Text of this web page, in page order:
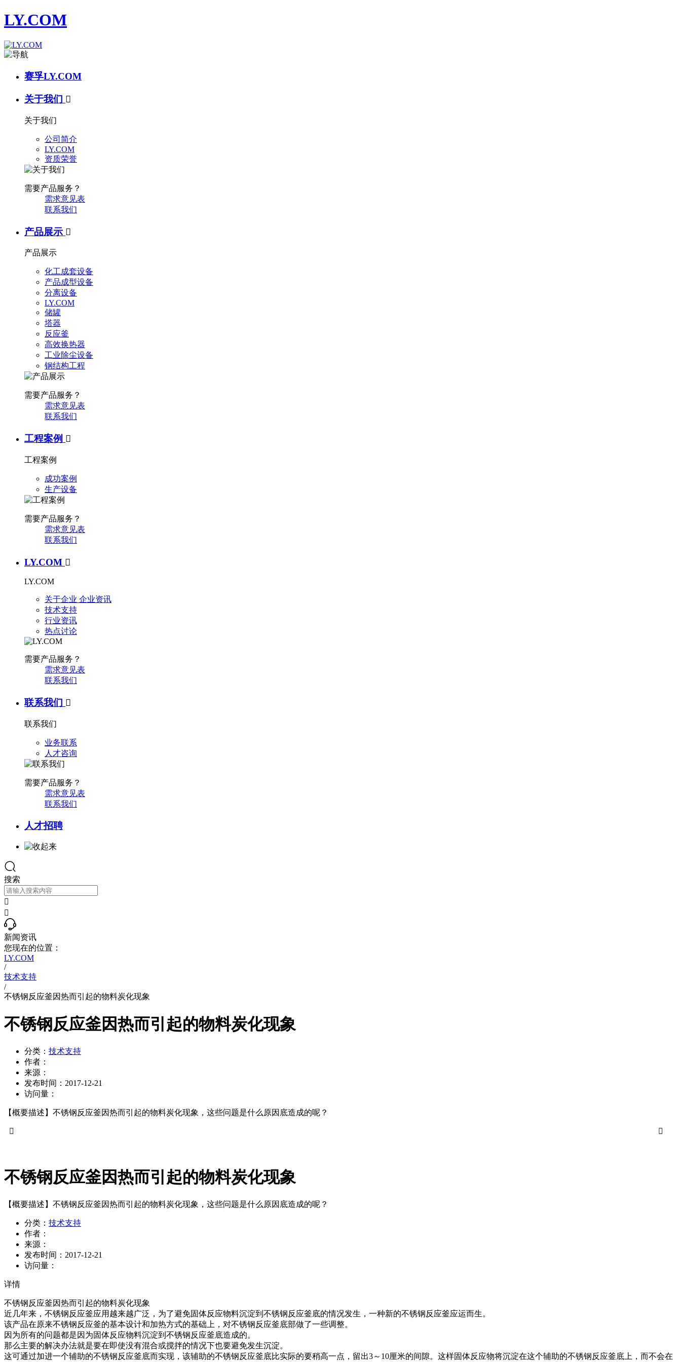
LY.COM
赛孚LY.COM
关于我们 
关于我们
公司简介
LY.COM
资质荣誉
需要产品服务？
需求意见表
联系我们
产品展示 
产品展示
化工成套设备
产品成型设备
分离设备
LY.COM
储罐
塔器
反应釜
高效换热器
工业除尘设备
钢结构工程
需要产品服务？
需求意见表
联系我们
工程案例 
工程案例
成功案例
生产设备
需要产品服务？
需求意见表
联系我们
LY.COM 
LY.COM
关于企业 企业资讯
技术支持
行业资讯
热点讨论
需要产品服务？
需求意见表
联系我们
联系我们 
联系我们
业务联系
人才咨询
需要产品服务？
需求意见表
联系我们
人才招聘
搜索


新闻资讯
您现在的位置：
LY.COM
/
技术支持
/
不锈钢反应釜因热而引起的物料炭化现象
不锈钢反应釜因热而引起的物料炭化现象
分类： 技术支持
作者：
来源：
发布时间： 2017-12-21
访问量：
【概要描述】 不锈钢反应釜因热而引起的物料炭化现象，这些问题是什么原因底造成的呢？


不锈钢反应釜因热而引起的物料炭化现象
【概要描述】 不锈钢反应釜因热而引起的物料炭化现象，这些问题是什么原因底造成的呢？
分类： 技术支持
作者：
来源：
发布时间： 2017-12-21
访问量：
详情
不锈钢反应釜因热而引起的物料炭化现象
近几年来，不锈钢反应釜应用越来越广泛，为了避免固体反应物料沉淀到不锈钢反应釜底的情况发生，一种新的不锈钢反应釜应运而生。
该产品在原来不锈钢反应釜的基本设计和加热方式的基础上，对不锈钢反应釜底部做了一些调整。
因为所有的问题都是因为固体反应物料沉淀到不锈钢反应釜底造成的。
那么主要的解决办法就是要在即使没有混合或搅拌的情况下也要避免发生沉淀。
这可通过加进一个辅助的不锈钢反应釜底而实现，该辅助的不锈钢反应釜底比实际的要稍高一点，留出3～10厘米的间隙。这样固体反应物将沉淀在这个辅助的不锈钢反应釜底上，而不会在